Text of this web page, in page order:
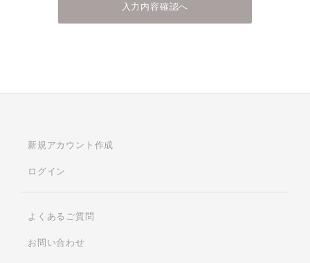
入力内容確認へ
新規アカウント作成
ログイン
よくあるご質問
お問い合わせ